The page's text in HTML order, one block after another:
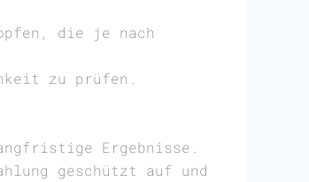
die je nach
zu prüfen.
Ergebnisse.
geschützt auf und